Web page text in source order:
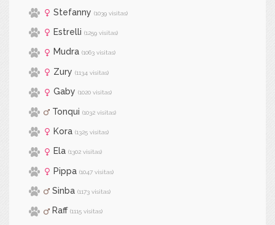
Stefanny (1039 visitas)
Estrelli (1259 visitas)
Mudra (1063 visitas)
Zury (1134 visitas)
Gaby (1020 visitas)
Tonqui (1032 visitas)
Kora (1325 visitas)
Ela (1302 visitas)
Pippa (1047 visitas)
Sinba (1173 visitas)
Raff (1115 visitas)